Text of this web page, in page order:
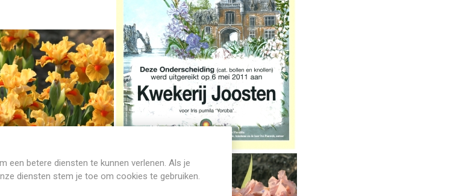
een betere diensten te kunnen verlenen. Als je
diensten stem je toe om cookies te gebruiken.